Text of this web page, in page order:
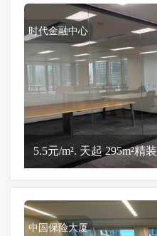
时代金融中心
5.5元/m². 天起 295m²精装
中国保险大厦